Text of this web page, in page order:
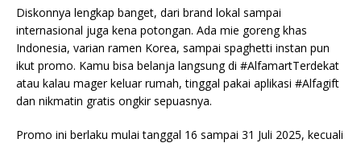
Diskonnya lengkap banget, dari brand lokal sampai
internasional juga kena potongan. Ada mie goreng khas
Indonesia, varian ramen Korea, sampai spaghetti instan pun
ikut promo. Kamu bisa belanja langsung di #AlfamartTerdekat
atau kalau mager keluar rumah, tinggal pakai aplikasi #Alfagift
dan nikmatin gratis ongkir sepuasnya.
Promo ini berlaku mulai tanggal 16 sampai 31 Juli 2025, kecuali